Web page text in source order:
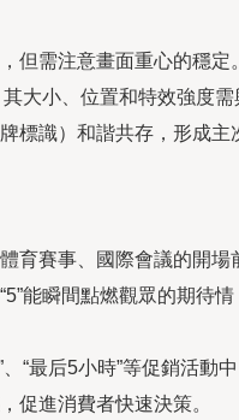
但需注意畫面重心的穩定
大小、位置和特效強度需
標識）和諧共存，形成主
育賽事、國際會議的開場
能瞬間點燃觀眾的期待情
“最后5小時”等促銷活動
促進消費者快速決策。